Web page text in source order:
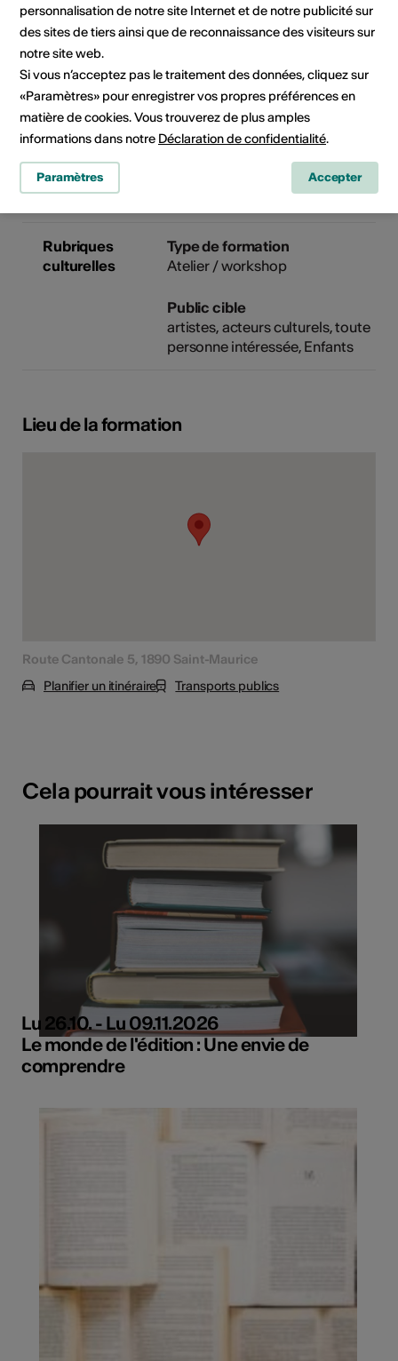
Organisateur
Espace Parallèle
Route Cantonale 5
1890 Saint-Maurice
Téléphone +41 24 585 25 83
Réservations +41 24 585 25 83
E-Mail
Rubriques
culturelles
Type de formation
Atelier / workshop
Public cible
artistes, acteurs culturels, toute
personne intéressée, Enfants
Lieu de la formation
Route Cantonale 5, 1890 Saint-Maurice
Planifier un itinéraire
Transports publics
Cela pourrait vous intéresser
Lu 26.10. - Lu 09.11.2026
Le monde de l'édition : Une envie de
comprendre
personnalisation de notre site Internet et de notre publicité sur
des sites de tiers ainsi que de reconnaissance des visiteurs sur
notre site web.
Si vous n’acceptez pas le traitement des données, cliquez sur
«Paramètres» pour enregistrer vos propres préférences en
matière de cookies. Vous trouverez de plus amples
informations dans notre Déclaration de confidentialité.
Paramètres Accepter